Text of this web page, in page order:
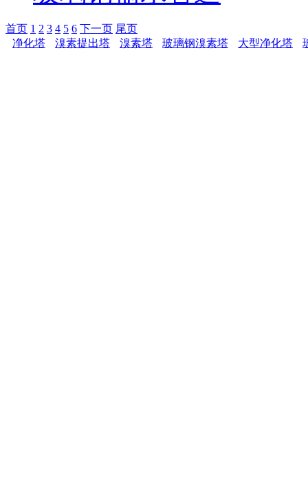
首页 1 2 3 4 5 6 下一页 尾页
净化塔
溴素提出塔 溴素塔 玻璃钢溴素塔 大型净化塔